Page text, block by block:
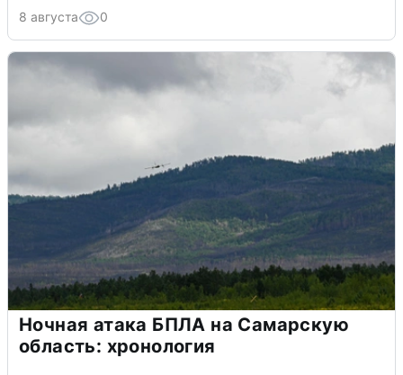
8 августа 0
Ночная атака БПЛА на Самарскую
область: хронология